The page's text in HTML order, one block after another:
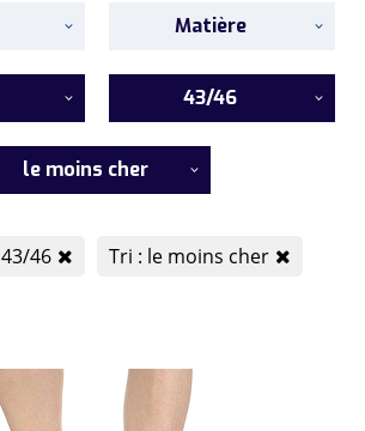
Matière
43/46
le moins cher
43/46 Tri : le moins cher